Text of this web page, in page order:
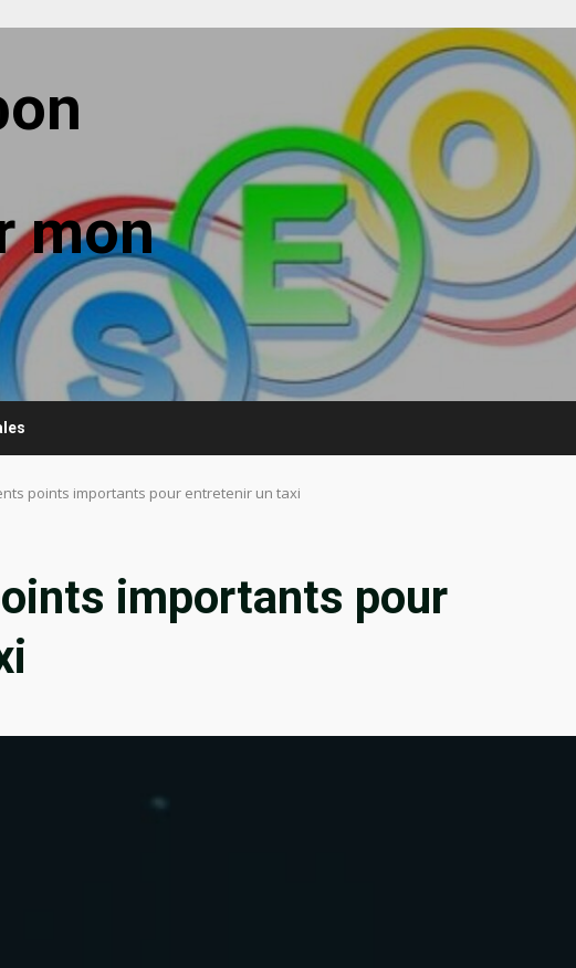
mon
points importants pour entretenir un taxi
importants pour